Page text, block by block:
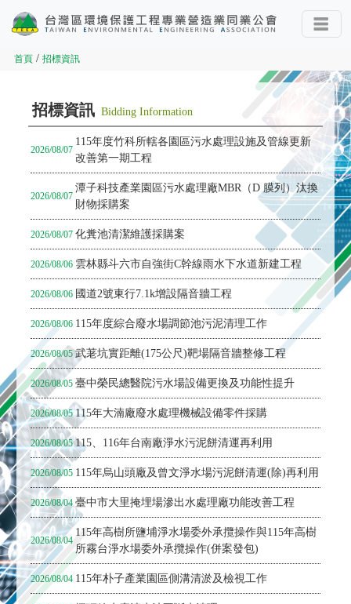
首頁 / 招標資訊
招標資訊 Bidding Information
2026/08/07
115年度竹科所轄各園區污水處理設施及管線更新
改善第一期工程
2026/08/07
潭子科技產業園區污水處理廠MBR（D 膜列）汰換
財物採購案
2026/08/07 化糞池清潔維護採購案
2026/08/06 雲林縣斗六市自強街C幹線雨水下水道新建工程
2026/08/06 國道2號東行7.1k增設隔音牆工程
2026/08/06 115年度綜合廢水場調節池污泥清理工作
2026/08/05 武荖坑實距離(175公尺)靶場隔音牆整修工程
2026/08/05 臺中榮民總醫院污水場設備更換及功能性提升
2026/08/05 115年大湳廠廢水處理機械設備零件採購
2026/08/05 115、116年台南廠淨水污泥餅清運再利用
2026/08/05 115年烏山頭廠及曾文淨水場污泥餅清運(除)再利用
2026/08/04 臺中市大里掩埋場滲出水處理廠功能改善工程
2026/08/04
115年高樹所鹽埔淨水場委外承攬操作與115年高樹
所霧台淨水場委外承攬操作(併案發包)
2026/08/04 115年朴子產業園區側溝清淤及檢視工作